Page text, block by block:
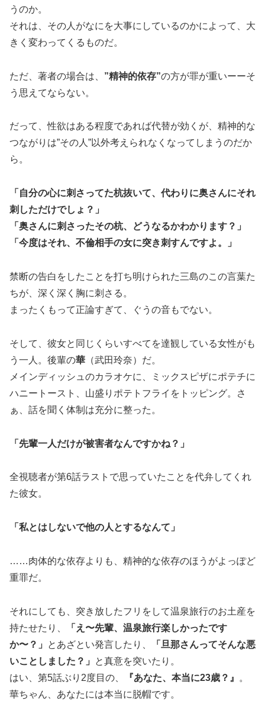
うのか。
それは、その人がなにを大事にしているのかによって、大
きく変わってくるものだ。
ただ、著者の場合は、 ”精神的依存”の方が罪が重いーーそ
う思えてならない。
だって、性欲はある程度であれば代替が効くが、精神的な
つながりは”その人”以外考えられなくなってしまうのだか
ら。
「自分の心に刺さってた杭抜いて、代わりに奥さんにそれ
刺しただけでしょ？」
「奥さんに刺さったその杭、どうなるかわかります？」
「今度はそれ、不倫相手の女に突き刺すんですよ。」
禁断の告白をしたことを打ち明けられた三島のこの言葉た
ちが、深く深く胸に刺さる。
まったくもって正論すぎて、ぐうの音もでない。
そして、彼女と同じくらいすべてを達観している女性がも
う一人。後輩の華 （武田玲奈）だ。
メインディッシュのカラオケに、ミックスピザにポテチに
ハニートースト、山盛りポテトフライをトッピング。さ
ぁ、話を聞く体制は充分に整った。
「先輩一人だけが被害者なんですかね？」
全視聴者が第6話ラストで思っていたことを代弁してくれ
た彼女。
「私とはしないで他の人とするなんて」
……肉体的な依存よりも、精神的な依存のほうがよっぽど
重罪だ。
それにしても、突き放したフリをして温泉旅行のお土産を
持たせたり、
「え〜先輩、温泉旅行楽しかったです
か〜？」
とあざとい発言したり、
「旦那さんってそんな悪
いことしました？」
と真意を突いたり。
はい、第5話ぶり2度目の、
『あなた、本当に23歳？』
。
華ちゃん、あなたには本当に脱帽です。